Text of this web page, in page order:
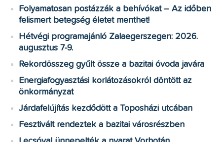
Folyamatosan postázzák a behívókat – Az időben
felismert betegség életet menthet!
Hétvégi programajánló Zalaegerszegen: 2026.
augusztus 7-9.
Rekordösszeg gyűlt össze a bazitai óvoda javára
Energiafogyasztási korlátozásokról döntött az
önkormányzat
Járdafelújítás kezdődött a Toposházi utcában
Fesztivált rendeztek a bazitai városrészben